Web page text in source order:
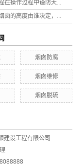
在操作过程中谨防天...
囱的高度由谁决定，...
烟囱防腐
烟囱维修
烟囱脱硫
建设工程有限公司